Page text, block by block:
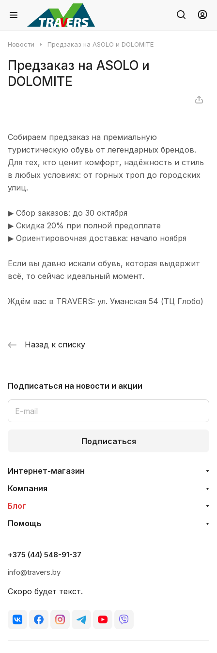
Новости Предзаказ на ASOLO и DOLOMITE
Предзаказ на ASOLO и
DOLOMITE
Собираем предзаказ на премиальную
туристическую обувь от легендарных брендов.
Для тех, кто ценит комфорт, надёжность и стиль
в любых условиях: от горных троп до городских
улиц.
▶ Сбор заказов: до 30 октября
▶ Скидка 20% при полной предоплате
▶ Ориентировочная доставка: начало ноября
Если вы давно искали обувь, которая выдержит
всё, то сейчас идеальный момент.
Ждём вас в TRAVERS: ул. Уманская 54 (ТЦ Глобо)
Назад к списку
Подписаться на новости и акции
Подписаться
Интернет-магазин
Компания
Блог
Помощь
+375 (44) 548-91-37
info@travers.by
Скоро будет текст.